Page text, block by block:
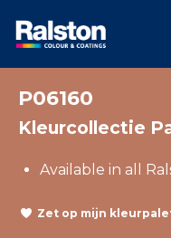
P06160
Kleurcollectie
Available in all
Zet op mijn